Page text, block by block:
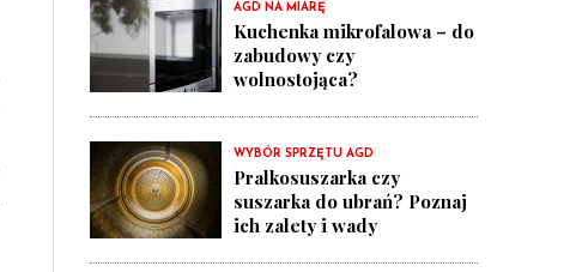
AGD NA MIARĘ
Kuchenka mikrofalowa – do
zabudowy czy
wolnostojąca?
WYBÓR SPRZĘTU AGD
Pralkosuszarka czy
suszarka do ubrań? Poznaj
ich zalety i wady